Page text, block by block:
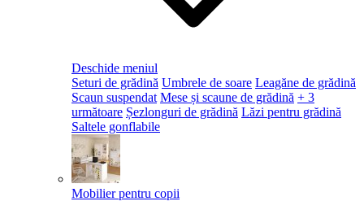
Deschide meniul
Seturi de grădină Umbrele de soare Leagăne de grădină
Scaun suspendat Mese și scaune de grădină + 3
următoare Șezlonguri de grădină Lăzi pentru grădină
Saltele gonflabile
Mobilier pentru copii